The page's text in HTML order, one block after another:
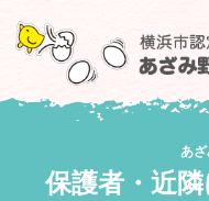
あ
保護者・近